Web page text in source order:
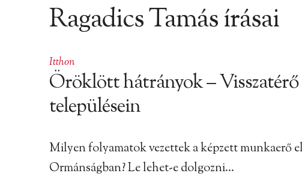
Ragadics Tamás írásai
Itthon
Öröklött hátrányok – Visszatérő
településein
Milyen folyamatok vezettek a képzett munkaerő
Ormánságban? Le lehet-e dolgozni…